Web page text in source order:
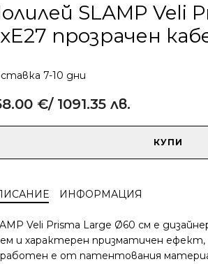
SLAMP Veli
прозрачен
7-10 дни
€/ 1091.35 лв.
КУПИ
ИНФОРМАЦИЯ
Veli Prisma Large Ø60 см е
и характерен призматичен ефект,
е от патентования